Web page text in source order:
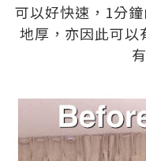
可以好快速，1分
地厚，亦因此可以